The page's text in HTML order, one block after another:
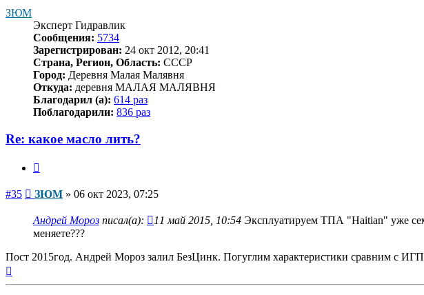
ЗЮМ
Эксперт Гидравлик
Сообщения: 5734
Зарегистрирован: 24 окт 2012, 20:41
Страна, Регион, Область: СССР
Город: Деревня Малая Малявня
Откуда: деревня МАЛАЯ МАЛЯВНЯ
Благодарил (а): 614 раз
Поблагодарили: 836 раз
Re: какое масло лить?
#35 Сообщение
ЗЮМ » 06 окт 2023, 07:25
Андрей Мороз писал(а): 11 май 2015, 10:54 Эксплуатируем ТПА "Haitian" уже
меняете???
Пост 2015год. Андрей Мороз залил БезЦинк. Погуглим характеристики сравним с